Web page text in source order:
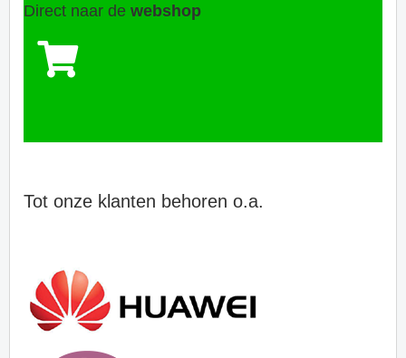
Direct naar de webshop
Tot onze klanten behoren o.a.